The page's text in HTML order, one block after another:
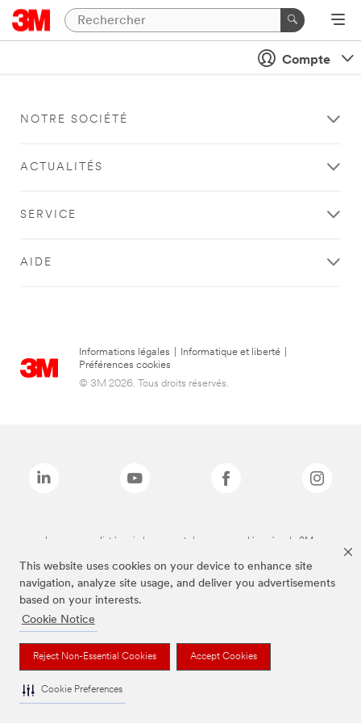
This website uses cookies on your device to enhance site
navigation, analyze site usage, and deliver you advertisements
based on your interests.
Cookie Notice
Reject Non-Essential Cookies Accept Cookies
Cookie Preferences
Compte
NOTRE SOCIÉTÉ
ACTUALITÉS
SERVICE
AIDE
Informations légales Informatique et liberté
Préférences cookies
© 3M 2026. Tous droits réservés.
Les marques listées ci-dessus sont des marques déposées de 3M.